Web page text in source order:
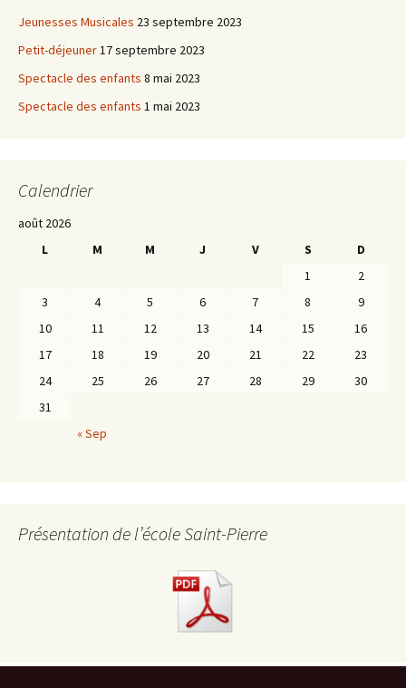
Jeunesses Musicales 23 septembre 2023
Petit-déjeuner17 septembre 2023
Spectacle des enfants 8 mai 2023
Spectacle des enfants 1 mai 2023
Calendrier
août 2026
L
M M J V S
D
1
2
3
4 5 6 7 8
9
10
11 12 13 14 15
16
17
18 19 20 21 22
23
24
25 26 27 28 29
30
31
« Sep
Présentation de l’école Saint-Pierre